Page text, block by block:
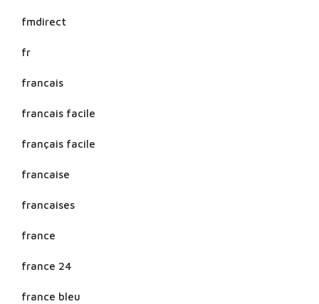
fmdirect
fr
francais
francais facile
français facile
francaise
francaises
france
france 24
france bleu